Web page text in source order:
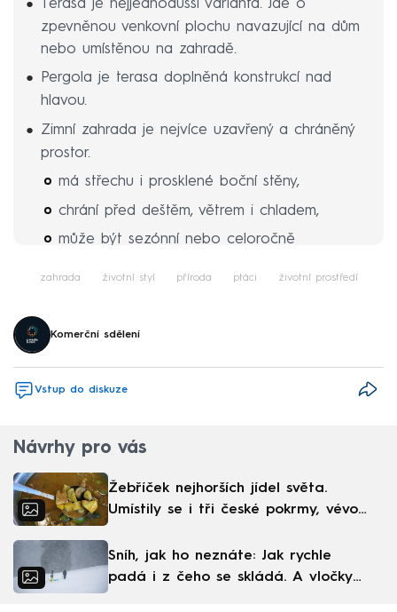
Terasa je nejjednodušší varianta. Jde o
zpevněnou venkovní plochu navazující na dům
nebo umístěnou na zahradě.
Pergola je terasa doplněná konstrukcí nad
hlavou.
Zimní zahrada je nejvíce uzavřený a chráněný
prostor.
má střechu i prosklené boční stěny,
chrání před deštěm, větrem i chladem,
může být sezónní nebo celoročně
zahrada životní styl příroda ptáci životní prostředí
Komerční sdělení
Vstup do diskuze
Návrhy pro vás
Žebříček nejhorších jídel světa.
Umístily se i tři české pokrmy, vévodí
Sníh, jak ho neznáte: Jak rychle
padá i z čeho se skládá. A vločky